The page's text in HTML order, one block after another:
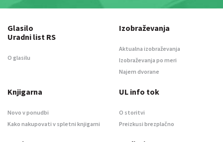
Glasilo
Uradni list RS
O glasilu
Izobraževanja
Aktualna izobraževanja
Izobraževanja po meri
Najem dvorane
Knjigarna
Novo v ponudbi
Kako nakupovati v spletni knjigarni
UL info tok
O storitvi
Preizkusi brezplačno